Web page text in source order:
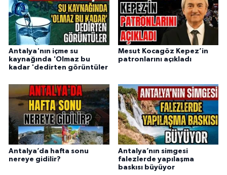
Antalya'nın içme su
kaynağında 'Olmaz bu
kadar 'dedirten görüntüler
Mesut Kocagöz Kepez’in
patronlarını açıkladı
Antalya’da hafta sonu
nereye gidilir?
Antalya’nın simgesi
falezlerde yapılaşma
baskısı büyüyor